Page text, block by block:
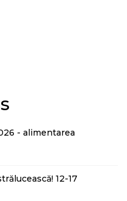
- alimentarea
12-17